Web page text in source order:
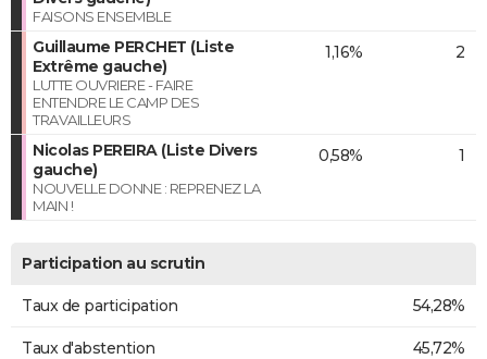
FAISONS ENSEMBLE
Guillaume PERCHET (Liste
Extrême gauche)
LUTTE OUVRIERE - FAIRE
ENTENDRE LE CAMP DES
TRAVAILLEURS
1,16% 2
Nicolas PEREIRA (Liste Divers
gauche)
NOUVELLE DONNE : REPRENEZ LA
MAIN !
0,58% 1
Participation au scrutin
Taux de participation 54,28%
Taux d'abstention 45,72%